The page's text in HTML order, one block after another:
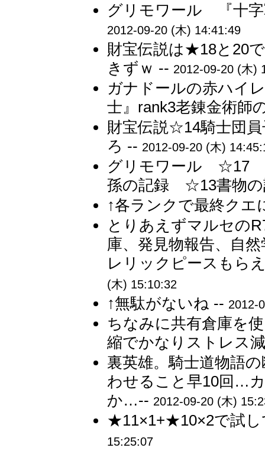
グリモワール 『十
2012-09-20 (木) 14:41:49
財宝伝説は★18と20
きずｗ -- 2012-09-20 (木)
ガナドールの赤ハイ
士』rank3老錬金術
財宝伝説☆14騎士団
ろ -- 2012-09-20 (木)
グリモワール ☆17
孫の記録 ☆13書物
↑各ランクで最終クエ
とりあえずマルセの
庫、発見物報告、自
レリックピースもら
(木) 15:10:32
↑無駄がないね -- 2012-
ちなみに共有倉庫を
縮でかなりストレス
裏英雄。騎士道物語
わせること早10回…
か…-- 2012-09-20 (木)
★11×1+★10×2で試
15:25:07